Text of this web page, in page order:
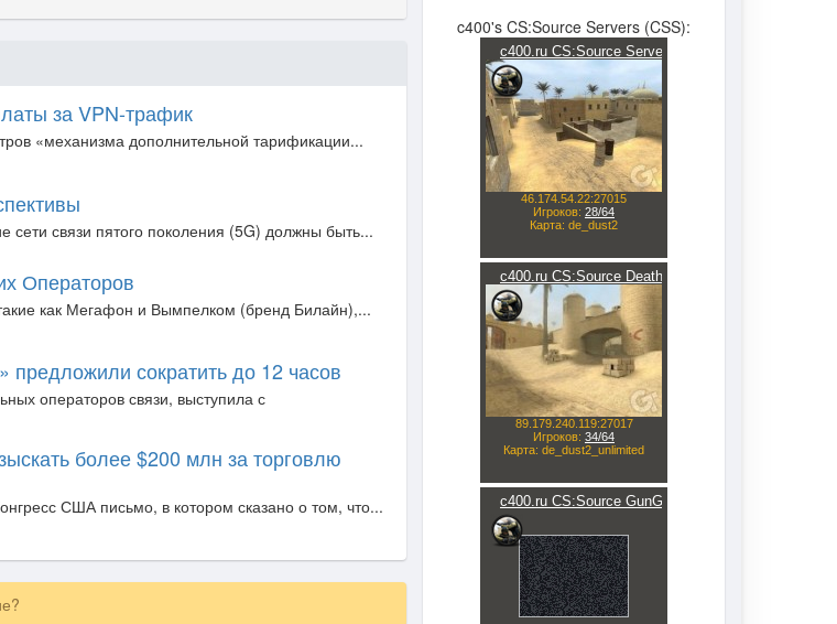
за VPN-трафик
«механизма дополнительной тарификации...
связи пятого поколения (5G) должны быть...
Операторов
как Мегафон и Вымпелком (бренд Билайн),...
сократить до 12 часов
операторов связи, выступила с
более $200 млн за торговлю
США письмо, в котором сказано о том, что...
c400's CS:Source Servers (CSS):